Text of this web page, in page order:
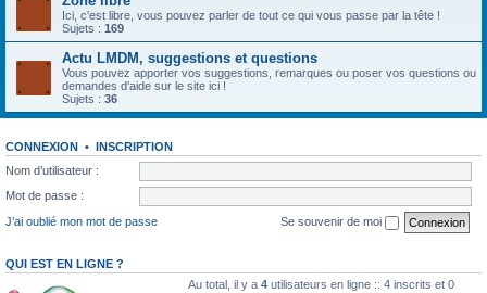
Ici, c'est libre, vous pouvez parler de tout ce qui vous passe par la tête !
Sujets : 169
Actu LMDM, suggestions et questions
Vous pouvez apporter vos suggestions, remarques ou poser vos questions ou
demandes d'aide sur le site ici !
Sujets : 36
CONNEXION • INSCRIPTION
Nom d’utilisateur :
Mot de passe :
J’ai oublié mon mot de passe
Se souvenir de moi
QUI EST EN LIGNE ?
Au total, il y a 4 utilisateurs en ligne :: 4 inscrits et 0